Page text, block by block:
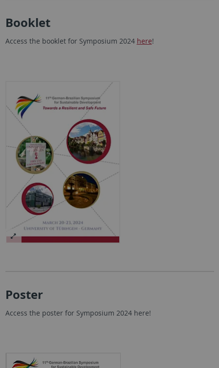
Booklet
Access the booklet for Symposium 2024 here!
Poster
Access the poster for Symposium 2024 here!